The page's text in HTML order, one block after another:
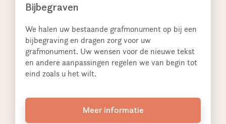
Bijbegraven
We halen uw bestaande grafmonument op bij een
bijbegraving en dragen zorg voor uw
grafmonument. Uw wensen voor de nieuwe tekst
en andere aanpassingen regelen we van begin tot
eind zoals u het wilt.
Meer informatie